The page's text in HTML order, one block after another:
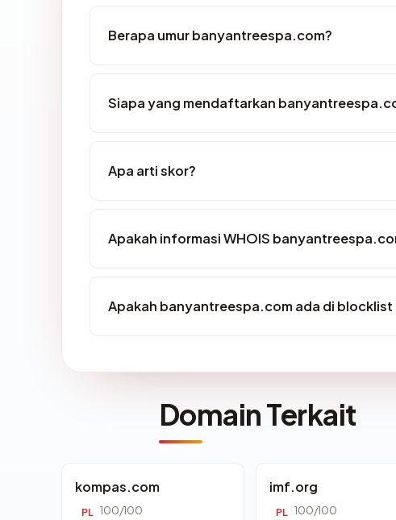
Berapa umur banyantreespa.com?
Siapa yang mendaftarkan
Apa arti skor?
Apakah informasi WHOIS
Apakah banyantreespa.com ada di blocklist
Domain Terkait
kompas.com
PL 100/100
imf.org
PL 100/100